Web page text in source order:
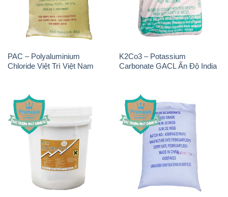
PAC – Polyaluminium
Chloride Việt Trì Việt Nam
K2Co3 – Potassium
Carbonate GACL Ấn Độ India